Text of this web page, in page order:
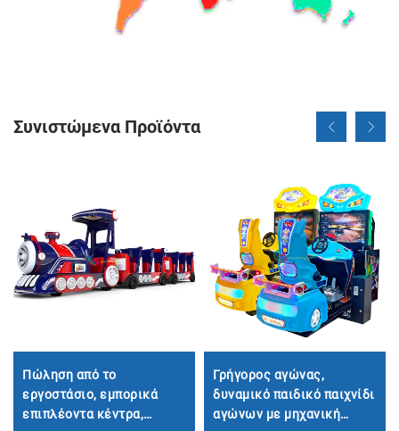
Συνιστώμενα Προϊόντα
Πώληση από το
εργοστάσιο, εμπορικά
επιπλέοντα κέντρα,
Γρήγορος αγώνας,
δυναμικό παιδικό παιχνίδι
αγώνων με μηχανική